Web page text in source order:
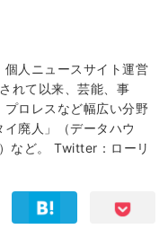
人ニュースサイト運営
れて以来、芸能、事
ロレスなど幅広い分野
廃人」（データハウ
など。 Twitter：ローリ